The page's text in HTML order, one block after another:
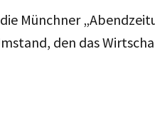
Münchner
den das